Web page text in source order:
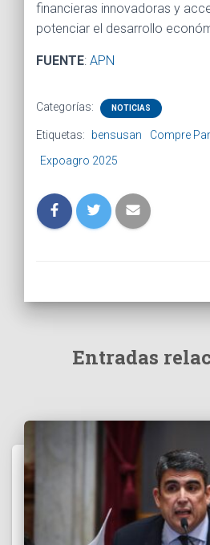
financieras innovadoras y
potenciar el desarrollo
FUENTE: APN
Categorías: NOTICIAS
Etiquetas: bensusan
Compre
Expoagro 2025
Entradas